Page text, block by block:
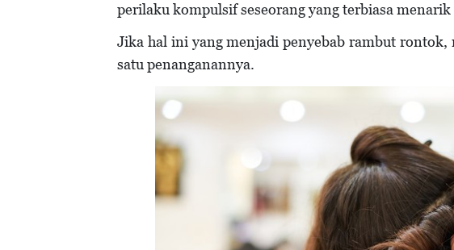
perilaku kompulsif seseorang yang terbiasa
Jika hal ini yang menjadi penyebab rambut
satu penanganannya.